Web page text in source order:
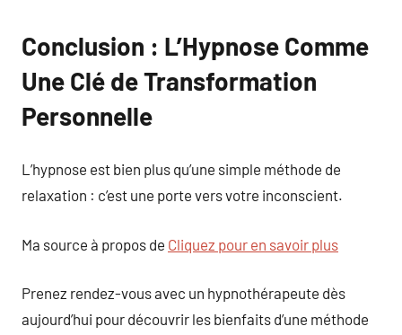
Conclusion : L’Hypnose Comme
Une Clé de Transformation
Personnelle
L’hypnose est bien plus qu’une simple méthode de
relaxation : c’est une porte vers votre inconscient.
Ma source à propos de Cliquez pour en savoir plus
Prenez rendez-vous avec un hypnothérapeute dès
aujourd’hui pour découvrir les bienfaits d’une méthode